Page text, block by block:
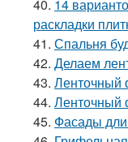
40. 14
раскладки
41. Спальня
42. Делаем
43. Ленточный
44. Ленточный
45. Фасады